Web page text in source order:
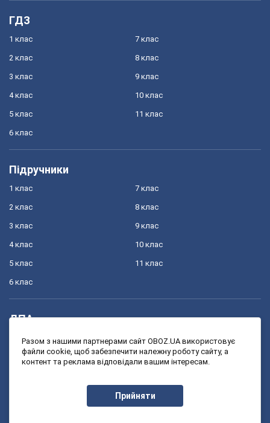
ГДЗ
1 клас
2 клас
3 клас
4 клас
5 клас
6 клас
7 клас
8 клас
9 клас
10 клас
11 клас
Підручники
1 клас
2 клас
3 клас
4 клас
5 клас
6 клас
7 клас
8 клас
9 клас
10 клас
11 клас
ДПА
4 клас
9 клас
11 клас
Разом з нашими партнерами сайт OBOZ.UA використовує
файли cookie, щоб забезпечити належну роботу сайту, а
контент та реклама відповідали вашим інтересам.
Прийняти